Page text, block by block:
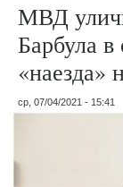
МВД
Барбула
ср, 07/04/2021 - 15:41